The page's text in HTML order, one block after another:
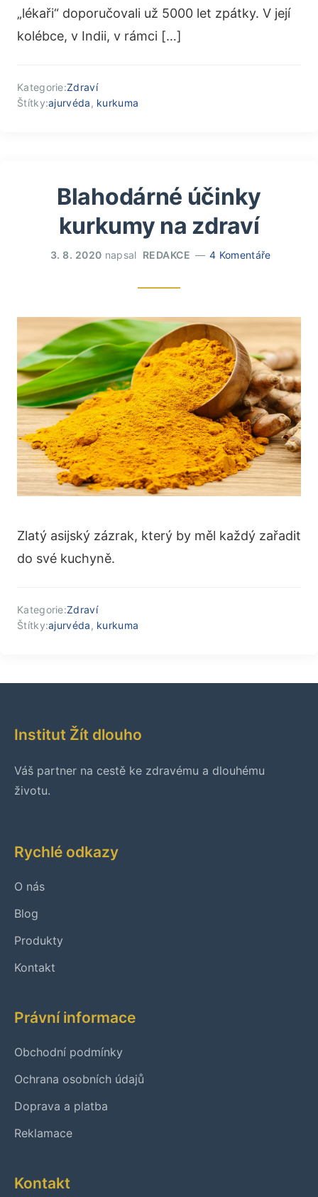
„lékaři“ doporučovali už 5000 let zpátky. V její
kolébce, v Indii, v rámci […]
Kategorie:Zdraví
Štítky:ajurvéda, kurkuma
Blahodárné účinky
kurkumy na zdraví
3. 8. 2020 napsal REDAKCE 4 Komentáře
Zlatý asijský zázrak, který by měl každý zařadit
do své kuchyně.
Kategorie:Zdraví
Štítky:ajurvéda, kurkuma
Institut Žít dlouho
Váš partner na cestě ke zdravému a dlouhému
životu.
Rychlé odkazy
O nás
Blog
Produkty
Kontakt
Právní informace
Obchodní podmínky
Ochrana osobních údajů
Doprava a platba
Reklamace
Kontakt